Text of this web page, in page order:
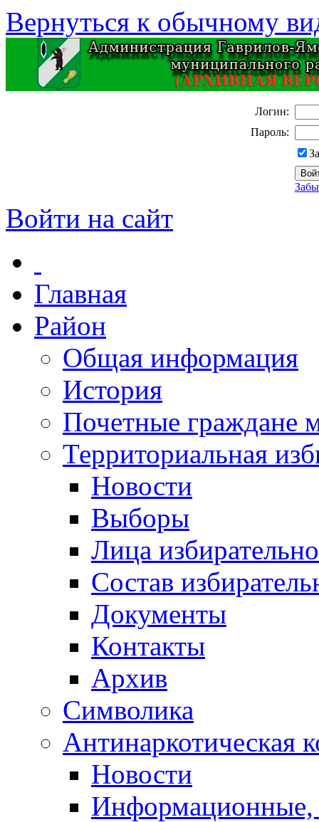
Вернуться к обычному
Логин:
Пароль:
Войти на сайт
Главная
Район
Общая информация
История
Почетные граждане
Территориальная
Новости
Выборы
Лица
Состав
Документы
Контакты
Архив
Символика
Антинаркотическая
Новости
Информационные,